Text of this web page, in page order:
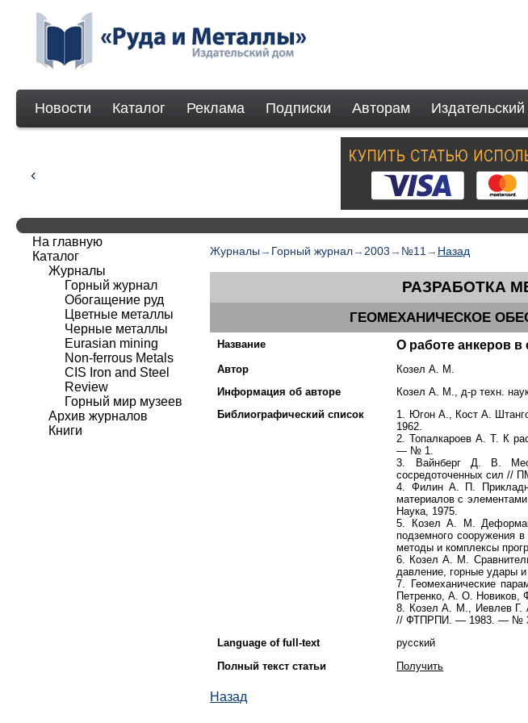
Новости Каталог Реклама Подписки Авторам
Журналы → Горный журнал→ 2003 → №11 → Назад
РАЗРАБОТКА
ГЕОМЕХАНИЧЕСКОЕ
Название О работе анкеров в
Автор
Козел А. М.
Информация об авторе
Козел А. М., д-р техн.
Библиографический список
1. Югон А., Кост А.
1962.
2.Топалкароев А. Т. К
— № 1.
3.
Вайнберг Д. В.
сосредоточенных сил //
4. Филин А. П.
материалов с
Наука, 1975.
5.
Козел А. М.
подземного сооружения
методы и комплексы
6. Козел А. М.
давление, горные удары
7.
Геомеханические
Петренко, А. О. Новиков,
8. Козел А. М., Иевлев Г.
// ФТПРПИ. — 1983. — №
Language of full-text
русский
Полный текст статьи
Получить
Назад
На главную
Каталог
Журналы
Горный журнал
Обогащение руд
Цветные металлы
Черные металлы
Eurasian mining
Non-ferrous Мetals
CIS Iron and Steel
Review
Горный мир музеев
Архив журналов
Книги